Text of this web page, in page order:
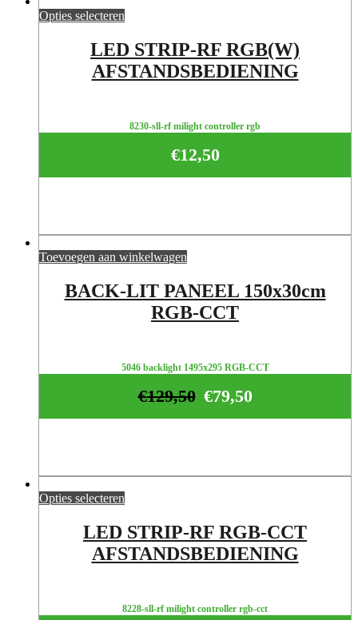
Opties selecteren
LED STRIP-RF RGB(W)
AFSTANDSBEDIENING
8230-sll-rf milight controller rgb
€12,50
Toevoegen aan winkelwagen
BACK-LIT PANEEL 150x30cm
RGB-CCT
5046 backlight 1495x295 RGB-CCT
€79,50
€129,50
Opties selecteren
LED STRIP-RF RGB-CCT
AFSTANDSBEDIENING
8228-sll-rf milight controller rgb-cct